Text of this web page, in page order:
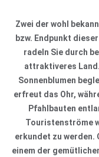
Zwei der wohl
bzw. Endpunkt
radeln Sie durch
attraktiveres
Sonnenblumen
erfreut das Ohr,
Pfahlbauten
Touristenströme
erkundet zu werden.
einem der